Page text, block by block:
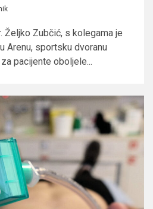
Željko Zubčić, s kolegama je
Arenu, sportsku dvoranu
pacijente oboljele...